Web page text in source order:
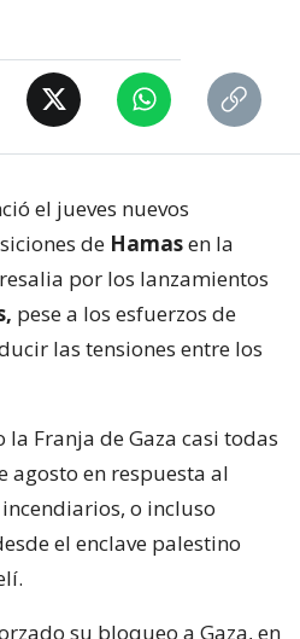
el jueves nuevos
de Hamasen la
por los lanzamientos
pese a los esfuerzos de
las tensiones entre los
Franja de Gaza casi todas
agosto en respuesta al
o incluso
el enclave palestino
su bloqueo a Gaza, en